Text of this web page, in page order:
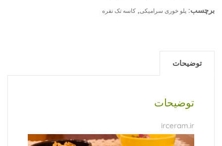
برچسب: پلو خوری سرامیکی, کاسه تک نفره
توضیحات
توضیحات
irceram.ir